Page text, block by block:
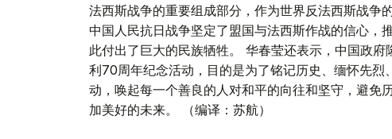
法西斯战争的重要组成部分，作为世界反法西斯战争
中国人民抗日战争坚定了盟国与法西斯作战的信心，
此付出了巨大的民族牺牲。 华春莹还表示，中国政
利70周年纪念活动，目的是为了铭记历史、缅怀先
动，唤起每一个善良的人对和平的向往和坚守，避免
加美好的未来。 （编译：苏航）